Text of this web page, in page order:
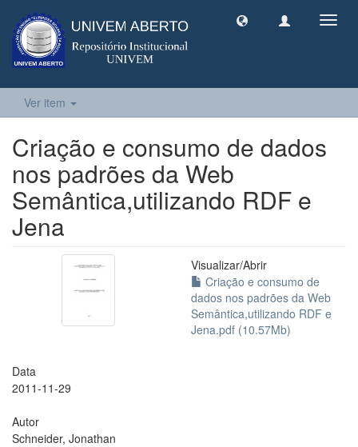
Ver item
Criação e consumo de dados
nos padrões da Web
Semântica,utilizando RDF e
Jena
Visualizar/Abrir
Criação e consumo de
dados nos padrões da Web
Semântica,utilizando RDF e
Jena.pdf (10.57Mb)
Data
2011-11-29
Autor
Schneider, Jonathan